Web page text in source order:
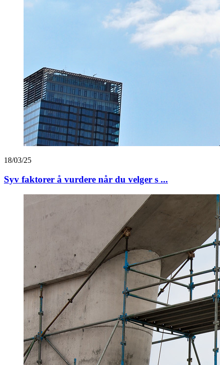
18/03/25
Syv faktorer å vurdere når du velger s ...